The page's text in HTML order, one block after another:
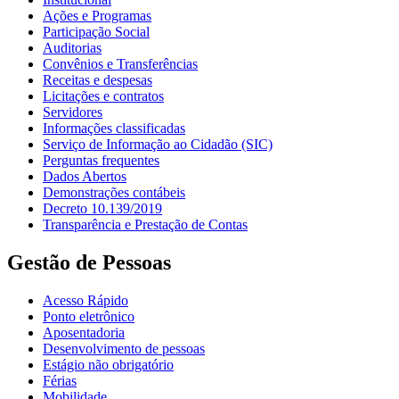
Ações e Programas
Participação Social
Auditorias
Convênios e Transferências
Receitas e despesas
Licitações e contratos
Servidores
Informações classificadas
Serviço de Informação ao Cidadão (SIC)
Perguntas frequentes
Dados Abertos
Demonstrações contábeis
Decreto 10.139/2019
Transparência e Prestação de Contas
Gestão de Pessoas
Acesso Rápido
Ponto eletrônico
Aposentadoria
Desenvolvimento de pessoas
Estágio não obrigatório
Férias